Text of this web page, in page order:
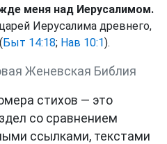
меня над Иерусалимом.
Иерусалима древнего,
Быт 14:18; Нав 10:1).
Женевская Библия
стихов — это
со сравнением
ссылками, текстами